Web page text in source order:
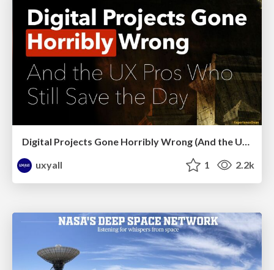
Digital Projects Gone Horribly Wrong (And the UX Pros Who Still Save the Day) - Dean Schuster
uxyall
1 2.2k